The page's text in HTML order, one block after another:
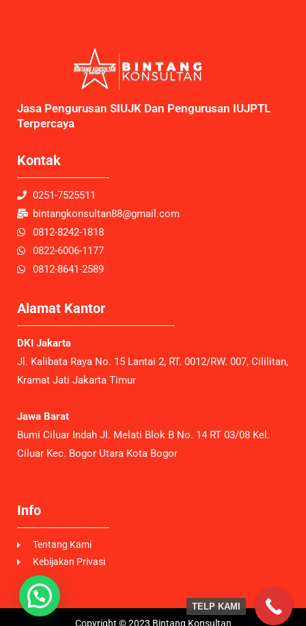
Jasa Pengurusan SIUJK Dan Pengurusan IUJPTL
Terpercaya
Kontak
0251-7525511
bintangkonsultan88@gmail.com
0812-8242-1818
0822-6006-1177
0812-8641-2589
Alamat Kantor
DKI Jakarta
Jl. Kalibata Raya No. 15 Lantai 2, RT. 0012/RW. 007, Cililitan,
Kramat Jati Jakarta Timur
Jawa Barat
Bumi Ciluar Indah Jl. Melati Blok B No. 14 RT 03/08 Kel.
Ciluar Kec. Bogor Utara Kota Bogor
Info
Tentang Kami
Kebijakan Privasi
Copyright © 2023 Bintang Konsultan
TELP KAMI